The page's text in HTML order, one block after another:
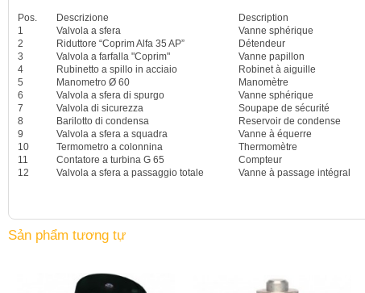
Pos. Descrizione Description
1
Valvola a sfera Vanne sphérique
2
Riduttore “Coprim Alfa 35 AP” Détendeur
3
Valvola a farfalla "Coprim" Vanne papillon
4
Rubinetto a spillo in acciaio Robinet à aiguille
5
Manometro Ø 60 Manomètre
6
Valvola a sfera di spurgo Vanne sphérique
7
Valvola di sicurezza Soupape de sécurité
8
Barilotto di condensa Reservoir de condense
9
Valvola a sfera a squadra Vanne à équerre
10
Termometro a colonnina Thermomètre
11
Contatore a turbina G 65 Compteur
12
Valvola a sfera a passaggio totale Vanne à passage intégral
Sản phẩm tương tự